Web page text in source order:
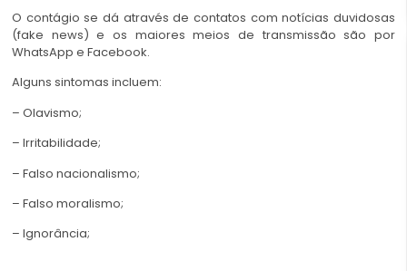
O contágio se dá através de contatos com notícias duvidosas
(fake news) e os maiores meios de transmissão são por
WhatsApp e Facebook.
Alguns sintomas incluem:
– Olavismo;
– Irritabilidade;
– Falso nacionalismo;
– Falso moralismo;
– Ignorância;